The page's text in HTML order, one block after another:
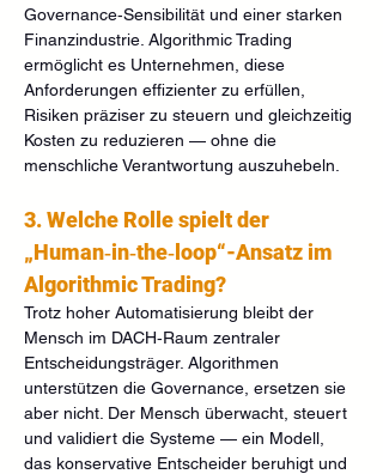
Governance‑Sensibilität und einer starken
Finanzindustrie. Algorithmic Trading
ermöglicht es Unternehmen, diese
Anforderungen effizienter zu erfüllen,
Risiken präziser zu steuern und gleichzeitig
Kosten zu reduzieren — ohne die
menschliche Verantwortung auszuhebeln.
3. Welche Rolle spielt der
„Human‑in‑the‑loop“-Ansatz im
Algorithmic Trading?
Trotz hoher Automatisierung bleibt der
Mensch im DACH‑Raum zentraler
Entscheidungsträger. Algorithmen
unterstützen die Governance, ersetzen sie
aber nicht. Der Mensch überwacht, steuert
und validiert die Systeme — ein Modell,
das konservative Entscheider beruhigt und